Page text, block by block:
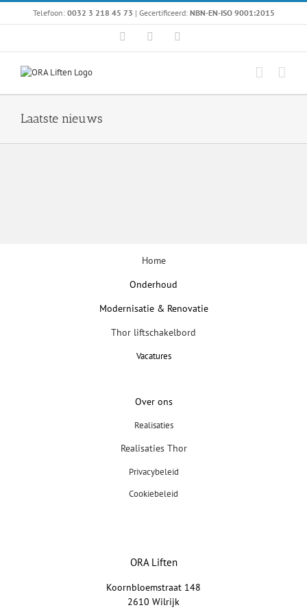
Ga
Telefoon: 0032 3 218 45 73 | Gecertificeerd: NBN-EN-ISO 9001:2015
FacebookInstagram
Laatste nieuws
Home
Onderhoud
Modernisatie & Renovatie
Thor liftschakelbord
Vacatures
Over ons
Realisaties
Realisaties Thor
Privacybeleid
Cookiebeleid
ORA Liften
Koornbloemstraat 148
2610 Wilrijk